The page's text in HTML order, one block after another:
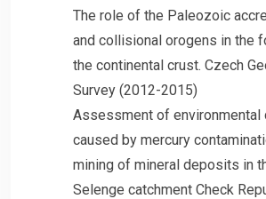
The role of the Paleozoic
and collisional orogens in the
the continental crust. Czech
Survey (2012-2015)
Assessment of environmental
caused by mercury
mining of mineral deposits in
Selenge catchment Check